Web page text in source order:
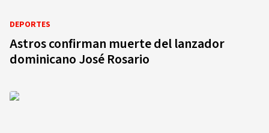
DEPORTES
Astros confirman muerte del lanzador
dominicano José Rosario